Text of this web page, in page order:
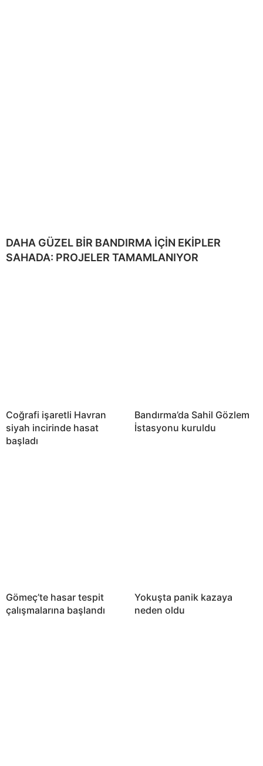
DAHA GÜZEL BİR BANDIRMA İÇİN EKİPLER
SAHADA: PROJELER TAMAMLANIYOR
Coğrafi işaretli Havran
siyah incirinde hasat
başladı
Bandırma’da Sahil Gözlem
İstasyonu kuruldu
Gömeç’te hasar tespit
çalışmalarına başlandı
Yokuşta panik kazaya
neden oldu